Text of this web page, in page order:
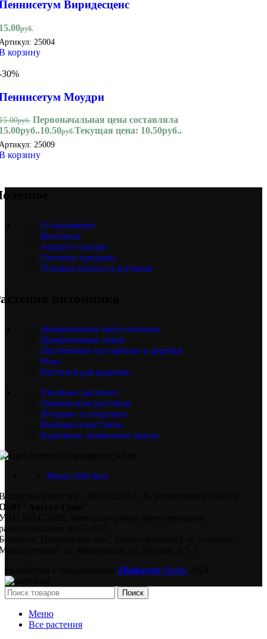
Виридесценс
руб.
25004
корзину
30%
Моудри
руб. Первоначальная цена составляла
10.50руб.Текущая цена: 10.50руб..
25009
корзину
О питомнике
Контакты
Акции и скидки
Оптовые продажи
Условия оплаты и доставки
питомника
Декоративные многолетники
Декоративные злаки
Лиственные кустарники и деревья
Розы
Растения для водоема
Хвойные растения
Луковичные растения
Ягодные и плодовые
Вьющиеся растения
Кадочные, комнатные цветы
Menu child item
торговом реестре с 08.08.2023 г., № регистрации 190455
"Август-Грин"
591475428, зарегистрирован Берестовицким
30.07.2025
Гродненская обл., Берестовицкий р-н, сельсовет:
аг. Макаровцы, ул. Лесная, д. 5-1
Zhukovets Studio
Поиск
Меню
Все растения